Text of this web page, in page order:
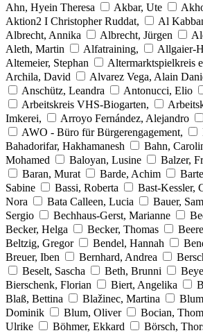
Ahn, Hyein Theresa
Akbar, Ute
Aktion2 I Christopher Ruddat,
Al
Albrecht, Annika
Albrecht, Jürgen
Aleth, Martin
Alfatraining,
Allgaier-
Altemeier, Stephan
Altermarktspielkreis
Archila, David
Alvarez Vega, Alain
Anschütz, Leandra
Antonucci, Elio
Arbeitskreis VHS-Biogarten,
Imkerei,
Arroyo Fernández, Alejandro
AWO - Büro für Bürgerengagement,
Bahadorifar, Hakhamanesh
Bahn,
Mohamed
Baloyan, Lusine Balzer,
Baran, Murat
Barde, Achim
Sabine
Bassi, Roberta Bast-Kessler,
Nora
Bata Calleen, Lucia Bauer, Sam
Sergio
Bechhaus-Gerst, Marianne
Becker, Helga
Becker, Thomas
Beltzig, Gregor
Bendel, Hannah
Breuer, Iben
Bernhard, Andrea
Beselt, Sascha
Beth, Brunni
Bierschenk, Florian
Biert, Angelika
Blaß, Bettina
Blažinec, Martina
Dominik
Blum, Oliver Bocian,
Ulrike
Böhmer, Ekkard Börsch,